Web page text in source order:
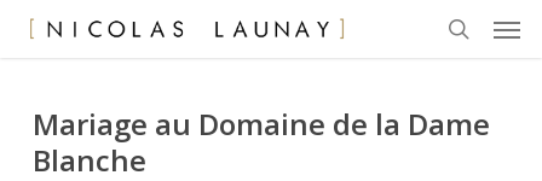
Mariage au Domaine de la Dame
Blanche